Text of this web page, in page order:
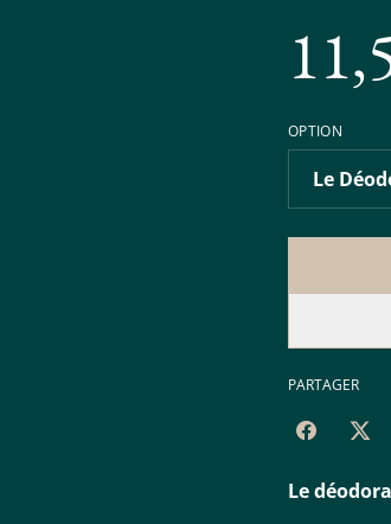
OPTION
PARTAGER
Le